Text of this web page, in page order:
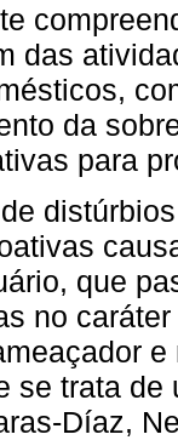
das
da
para
que
no
se trata
Díaz,